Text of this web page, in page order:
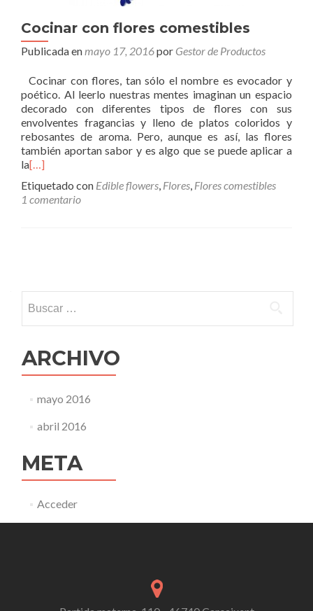
Cocinar con flores comestibles
Publicada enmayo 17, 2016por Gestor de Productos
Cocinar con flores, tan sólo el nombre es evocador y
poético. Al leerlo nuestras mentes imaginan un espacio
decorado con diferentes tipos de flores con sus
envolventes fragancias y lleno de platos coloridos y
rebosantes de aroma. Pero, aunque es así, las flores
también aportan sabor y es algo que se puede aplicar a
la[…]
Etiquetado con Edible flowers, Flores, Flores comestibles
1 comentario
a
las
entradas
ARCHIVO
mayo 2016
abril 2016
META
Acceder